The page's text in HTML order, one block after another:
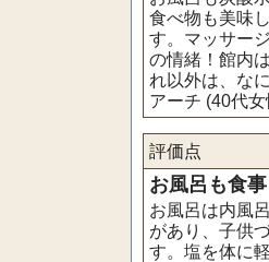
食べ物も美味
す。マッサー
の情緒！館内
れ以外は、な
アーチ (40代
評価点
お風呂も食
お風呂は内風
があり、子供
す。塩を体に